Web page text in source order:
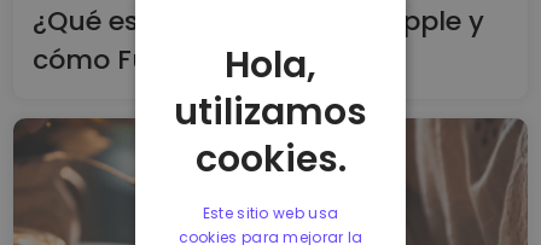
¿Qué es la criptomoneda Ripple y
cómo Funciona?Hola,
utilizamos
cookies.
Este sitio web usa
cookies para mejorar la